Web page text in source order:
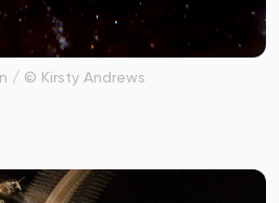
/ © Kirsty Andrews